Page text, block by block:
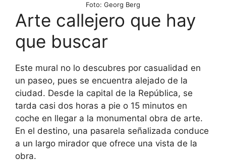
Foto: Georg Berg
Arte callejero que hay
que buscar
Este mural no lo descubres por casualidad en
un paseo, pues se encuentra alejado de la
ciudad. Desde la capital de la República, se
tarda casi dos horas a pie o 15 minutos en
coche en llegar a la monumental obra de arte.
En el destino, una pasarela señalizada conduce
a un largo mirador que ofrece una vista de la
obra.